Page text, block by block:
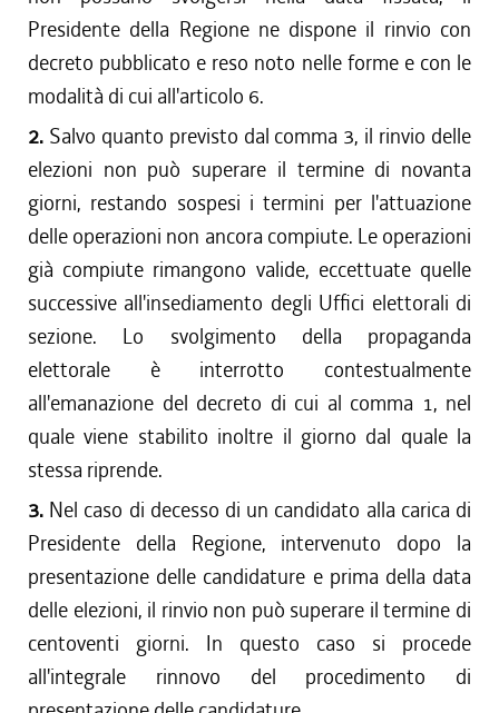
Presidente della Regione ne dispone il rinvio con
decreto pubblicato e reso noto nelle forme e con le
modalità di cui all'articolo 6.
2. Salvo quanto previsto dal comma 3, il rinvio delle
elezioni non può superare il termine di novanta
giorni, restando sospesi i termini per l'attuazione
delle operazioni non ancora compiute. Le operazioni
già compiute rimangono valide, eccettuate quelle
successive all'insediamento degli Uffici elettorali di
sezione. Lo svolgimento della propaganda
elettorale è interrotto contestualmente
all'emanazione del decreto di cui al comma 1, nel
quale viene stabilito inoltre il giorno dal quale la
stessa riprende.
3. Nel caso di decesso di un candidato alla carica di
Presidente della Regione, intervenuto dopo la
presentazione delle candidature e prima della data
delle elezioni, il rinvio non può superare il termine di
centoventi giorni. In questo caso si procede
all'integrale rinnovo del procedimento di